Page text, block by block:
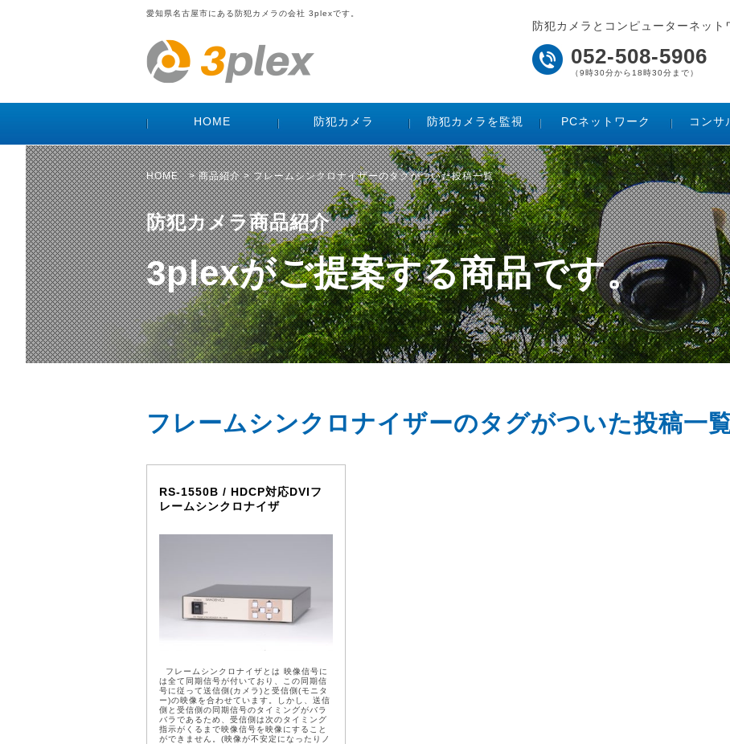
愛知県名古屋市にある防犯カメラの会社 3plexです。
防犯カメラとコンピューターネット
052-508-5906
（9時30分から18時30分まで）
HOME 防犯カメラ 防犯カメラを監視 PCネットワーク コンサ
HOME>商品紹介> フレームシンクロナイザーのタグがついた投稿一覧
防犯カメラ商品紹介
3plexがご提案する商品です。
フレームシンクロナイザーのタグがついた投稿一
RS-1550B / HDCP対応DVIフ
レームシンクロナイザ
フレームシンクロナイザとは 映像信号に
は全て同期信号が付いており、この同期信
号に従って送信側(カメラ)と受信側(モニタ
ー)の映像を合わせています。しかし、送信
側と受信側の同期信号のタイミングがバラ
バラであるため、受信側は次のタイミング
指示がくるまで映像信号を映像にすること
ができません。(映像が不安定になったりノ